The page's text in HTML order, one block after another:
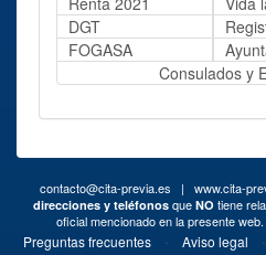
DGT
FOGASA
Consulados y
contacto@cita-previa.es | www.cita-
direcciones y teléfonos que NO tiene
oficial mencionado en la presente
Preguntas frecuentes· Aviso legal ·